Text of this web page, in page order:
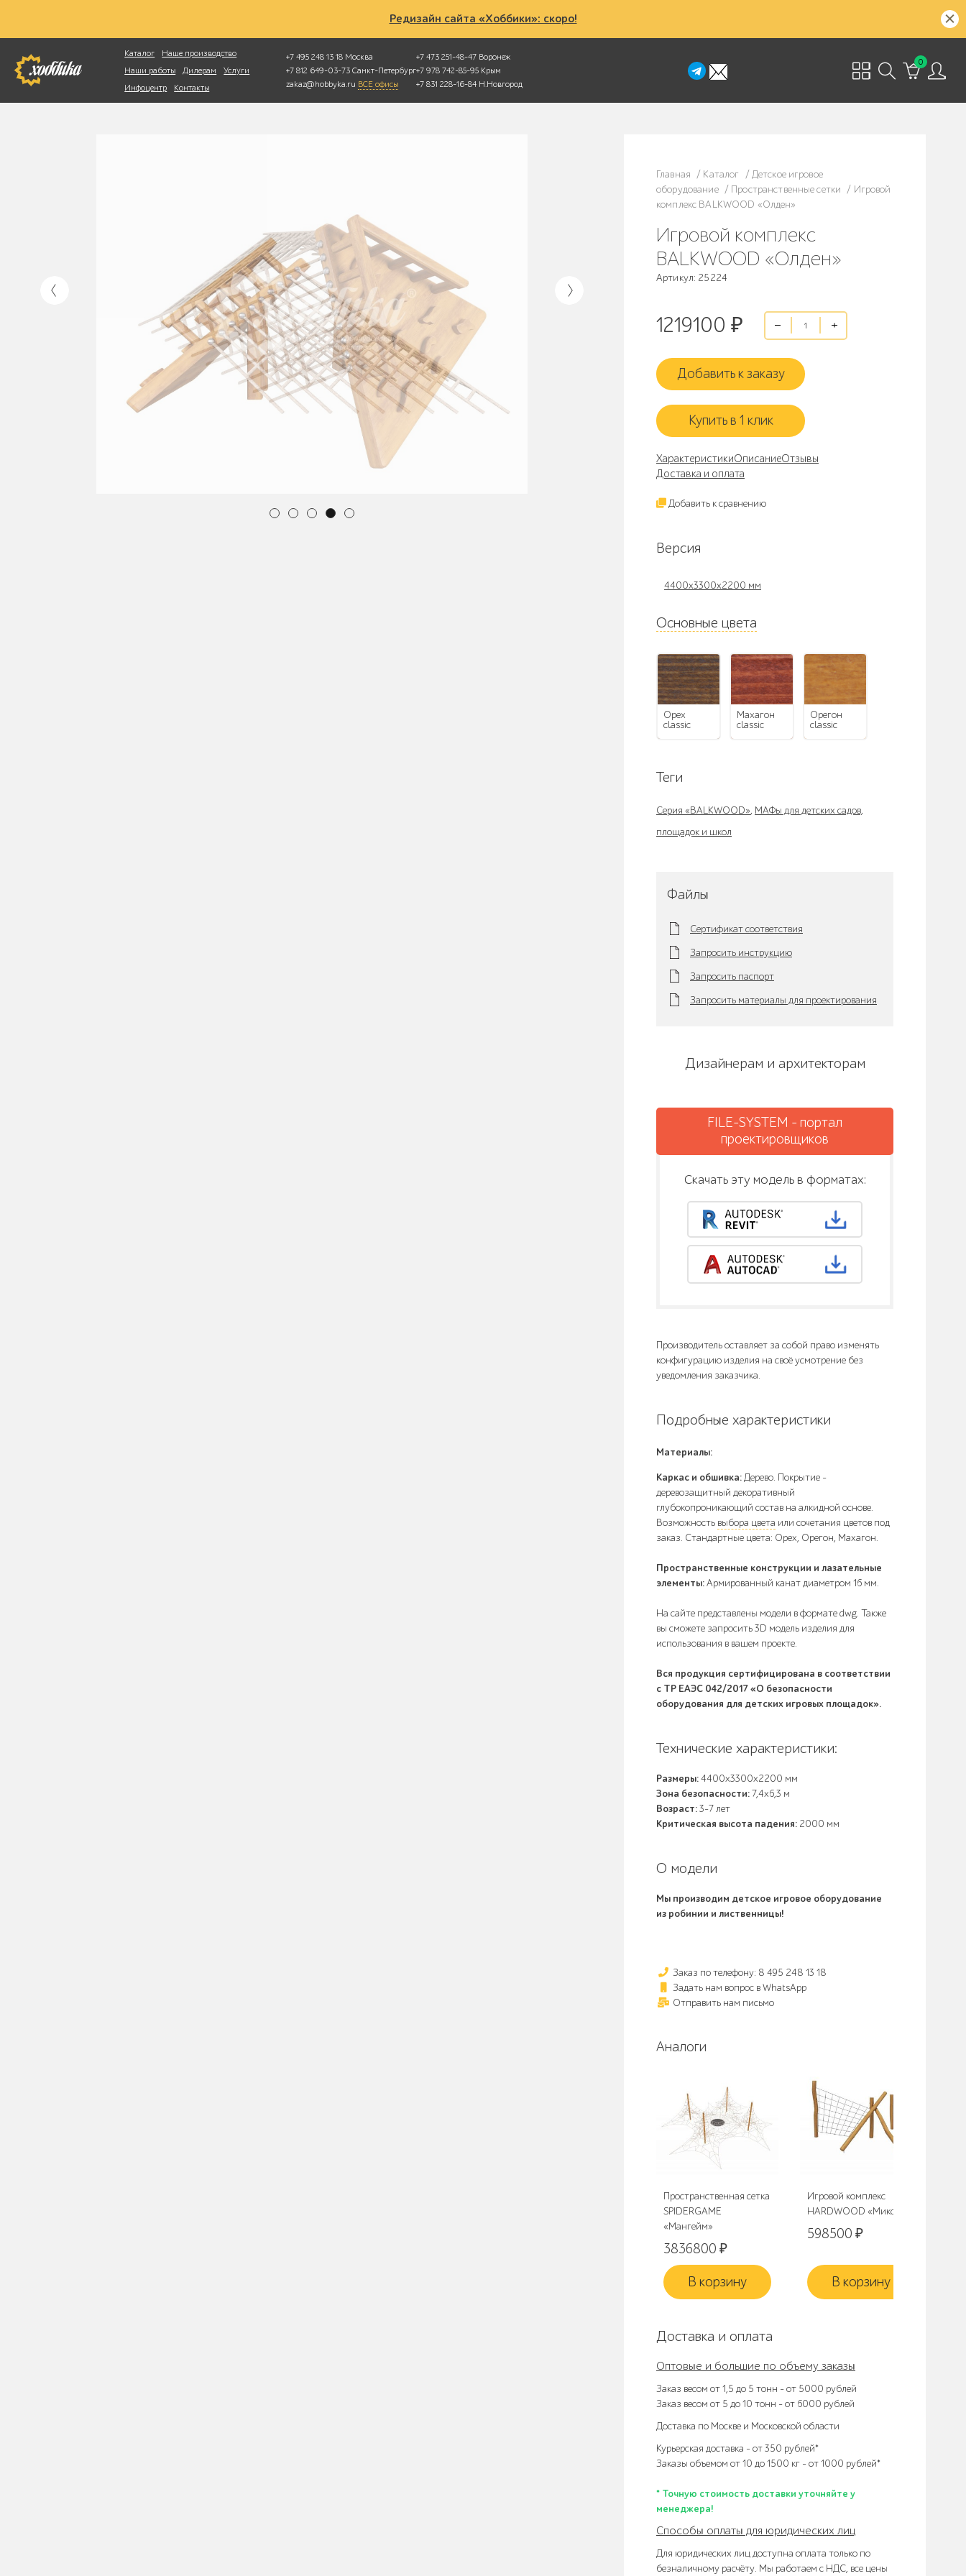
Редизайн сайта «Хоббики»: скоро!
Каталог
Наше производство
Наши работы
Дилерам
Услуги
Инфоцентр
Контакты
+7 495 248 13 18 Москва
+7 812 649-03-73 Санкт-Петербург
zakaz@hobbyka.ru ВСЕ офисы
+7 473 251-48-47 Воронеж
+7 978 742-85-95 Крым
+7 831 228-16-84 Н.Новгород
0
Фотопоиск
Главная / Каталог /Детское игровое
оборудование / Пространственные сетки / Игровой
комплекс BALKWOOD «Олден»
Игровой комплекс
BALKWOOD «Олден»
Артикул: 25224
1219100 ₽
Добавить к заказу
Купить в 1 клик
ХарактеристикиОписаниеОтзывы
Доставка и оплата
Добавить к сравнению
Версия
4400x3300x2200 мм
Основные цвета
орех
classic
махагон
classic
орегон
classic
Теги
Серия «BALKWOOD», МАФы для детских садов,
площадок и школ
Файлы
Сертификат соответствия
Запросить инструкцию
Запросить паспорт
Запросить материалы для проектирования
Дизайнерам и архитекторам
FILE-SYSTEM - портал
проектировщиков
Скачать эту модель в форматах:
Производитель оставляет за собой право изменять
конфигурацию изделия на своё усмотрение без
уведомления заказчика.
Подробные характеристики
Материалы:
Каркас и обшивка:Дерево. Покрытие –
деревозащитный декоративный
глубокопроникающий состав на алкидной основе.
Возможность выбора цвета или сочетания цветов под
заказ. Стандартные цвета: Орех, Орегон, Махагон.
Пространственные конструкции и лазательные
элементы:Армированный канат диаметром 16 мм.
На сайте представлены модели в формате dwg. Также
вы сможете запросить 3D модель изделия для
использования в вашем проекте.
Вся продукция сертифицирована в соответствии
с ТР ЕАЭС 042/2017 «О безопасности
оборудования для детских игровых площадок».
Технические характеристики:
Размеры:4400x3300x2200 мм
Зона безопасности:7,4х6,3 м
Возраст:3-7 лет
Критическая высота падения: 2000 мм
О модели
Мы производим детское игровое оборудование
из робинии и лиственницы!
Заказ по телефону: 8 495 248 13 18
Задать нам вопрос в WhatsApp
Отправить нам письмо
Аналоги
Пространственная сетка
SPIDERGAME
«Мангейм»
3836800 ₽
В корзину
Игровой комплекс
HARDWOOD «Микс»
598500 ₽
В корзину
Доставка и оплата
Оптовые и большие по объему заказы
Заказ весом от 1,5 до 5 тонн – от 5000 рублей
Заказ весом от 5 до 10 тонн – от 6000 рублей
Доставка по Москве и Московской области
Курьерская доставка – от 350 рублей*
Заказы объемом от 10 до 1500 кг – от 1000 рублей*
* Точную стоимость доставки уточняйте у
менеджера!
Способы оплаты для юридических лиц
Для юридических лиц доступна оплата только по
безналичному расчёту. Мы работаем с НДС, все цены